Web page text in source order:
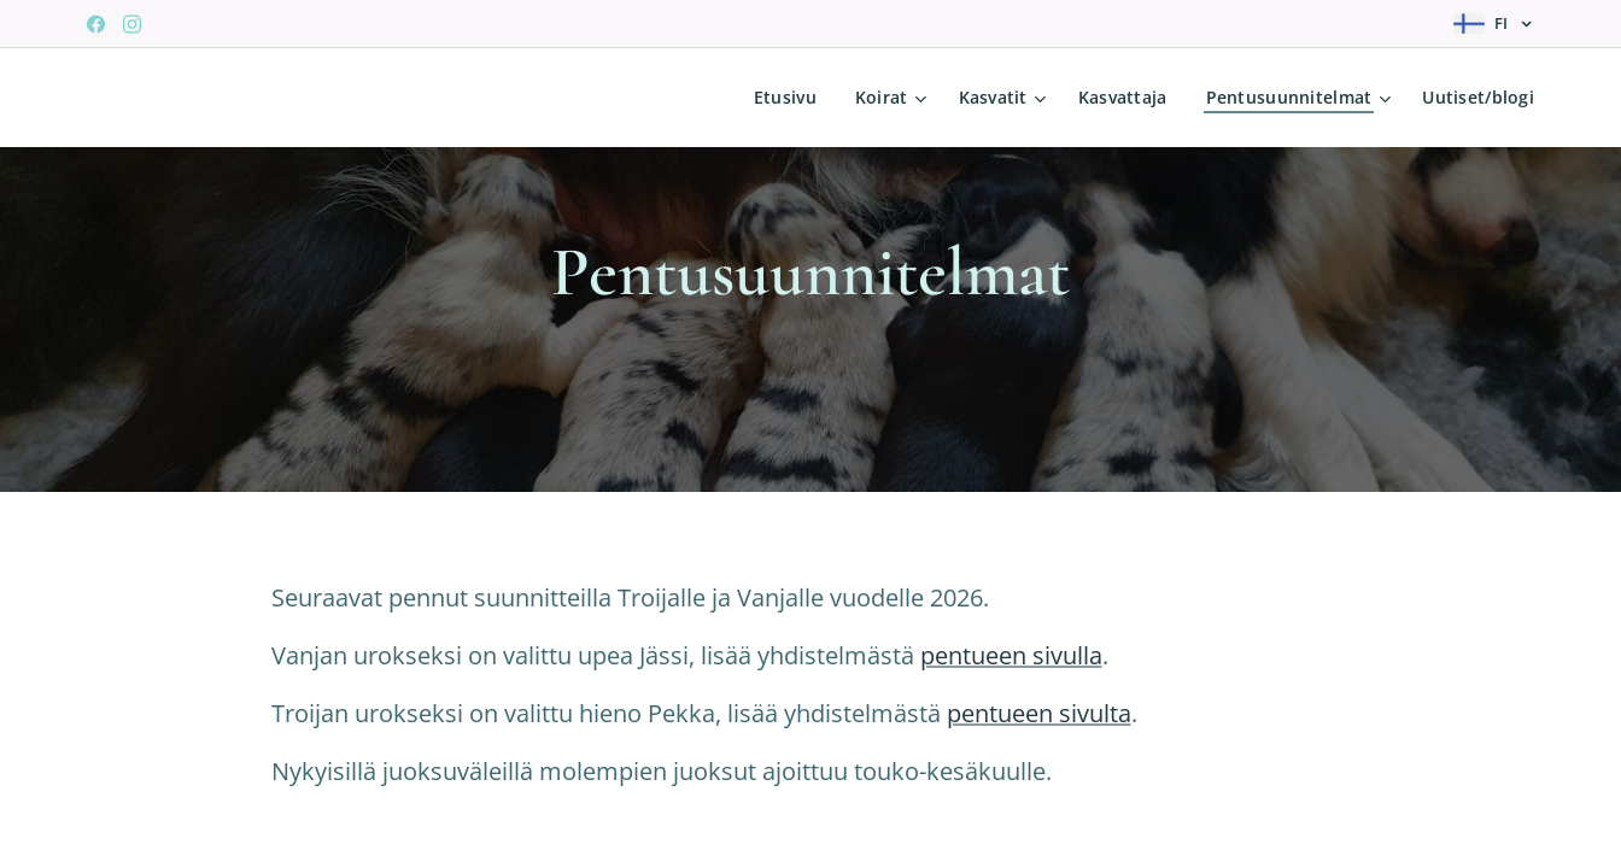
FI
Etusivu Koirat Kasvatit Kasvattaja Pentusuunnitelmat Uutiset/blogi
Pentusuunnitelmat
Seuraavat pennut suunnitteilla Troijalle ja Vanjalle vuodelle 2026.
Vanjan urokseksi on valittu upea Jässi, lisää yhdistelmästä pentueen sivulla.
Troijan urokseksi on valittu hieno Pekka, lisää yhdistelmästä pentueen sivulta.
Nykyisillä juoksuväleillä molempien juoksut ajoittuu touko-kesäkuulle.